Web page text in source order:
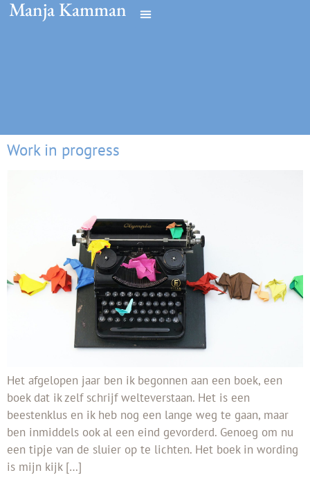
Manja Kamman
Work in progress
Het afgelopen jaar ben ik begonnen aan een boek, een
boek dat ik zelf schrijf welteverstaan. Het is een
beestenklus en ik heb nog een lange weg te gaan, maar
ben inmiddels ook al een eind gevorderd. Genoeg om nu
een tipje van de sluier op te lichten. Het boek in wording
is mijn kijk […]